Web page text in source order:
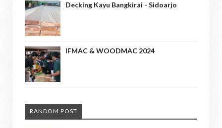
Decking Kayu Bangkirai - Sidoarjo
IFMAC & WOODMAC 2024
RANDOM POST